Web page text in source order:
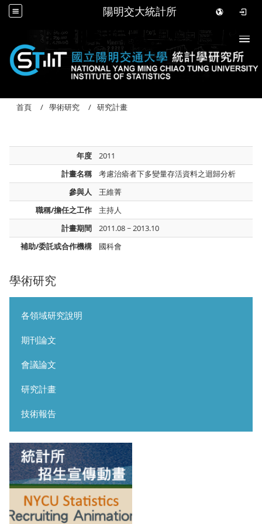
陽明交大統計所
學術研究
各領域研究說明
期刊論文
會議論文
研究計畫
技術報告
首頁 學術研究 研究計畫
年度
2011
計畫名稱
考慮治瘉者下多變量存活資料之迴歸分析
參與人
王維菁
職稱/擔任之工作
主持人
計畫期間
2011.08 ~ 2013.10
補助/委託或合作機構
國科會